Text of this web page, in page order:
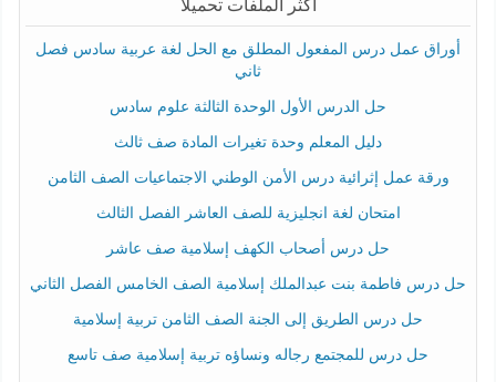
أكثر الملفات تحميلا
أوراق عمل درس المفعول المطلق مع الحل لغة عربية سادس فصل
ثاني
حل الدرس الأول الوحدة الثالثة علوم سادس
دليل المعلم وحدة تغيرات المادة صف ثالث
ورقة عمل إثرائية درس الأمن الوطني الاجتماعيات الصف الثامن
امتحان لغة انجليزية للصف العاشر الفصل الثالث
حل درس أصحاب الكهف إسلامية صف عاشر
حل درس فاطمة بنت عبدالملك إسلامية الصف الخامس الفصل الثاني
حل درس الطريق إلى الجنة الصف الثامن تربية إسلامية
حل درس للمجتمع رجاله ونساؤه تربية إسلامية صف تاسع